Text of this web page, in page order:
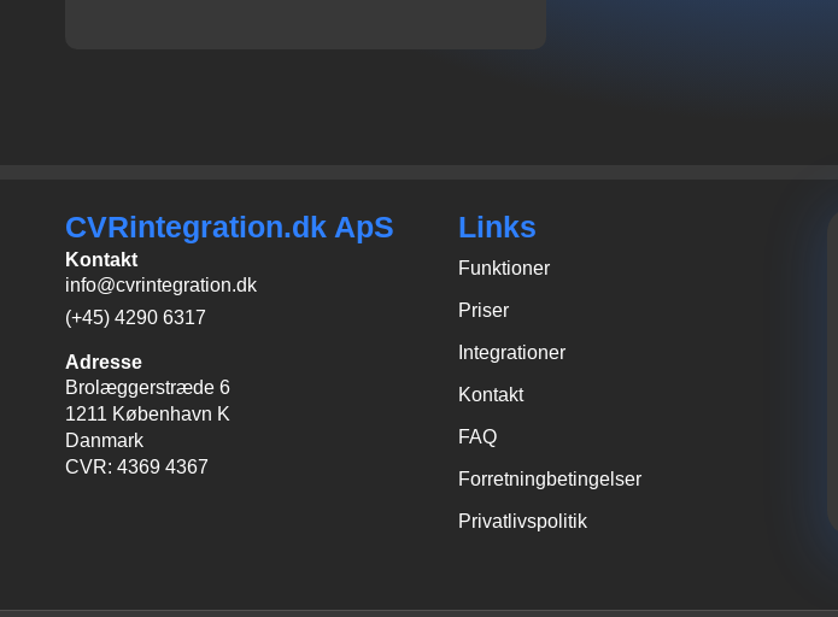
CVRintegration.dk ApS
Kontakt
info@cvrintegration.dk
(+45) 4290 6317
Adresse
Brolæggerstræde 6
1211 København K
Danmark
CVR: 4369 4367
Links
Funktioner
Priser
Integrationer
Kontakt
FAQ
Forretningbetingelser
Privatlivspolitik